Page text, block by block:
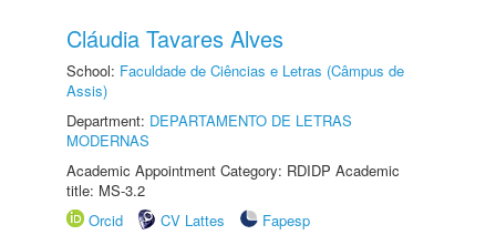
Cláudia Tavares Alves
School: Faculdade de Ciências e Letras (Câmpus de
Assis)
Department: DEPARTAMENTO DE LETRAS
MODERNAS
Academic Appointment Category: RDIDP Academic
title: MS-3.2
Orcid
CV Lattes
Fapesp